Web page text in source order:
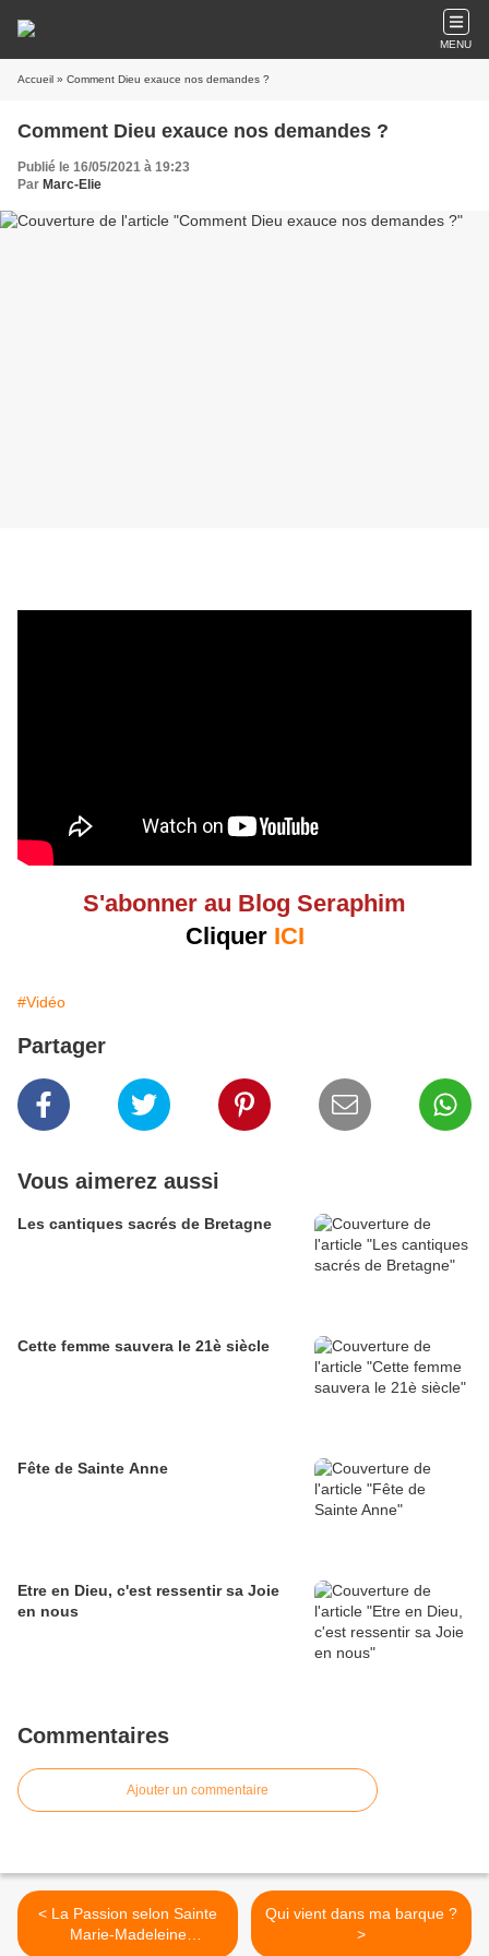
MENU
Accueil » Comment Dieu exauce nos demandes ?
Comment Dieu exauce nos demandes ?
Publié le 16/05/2021 à 19:23
Par Marc-Elie
S'abonner au Blog Seraphim
Cliquer ICI
#Vidéo
Partager
Vous aimerez aussi
Les cantiques sacrés de Bretagne
Cette femme sauvera le 21è siècle
Fête de Sainte Anne
Etre en Dieu, c'est ressentir sa Joie
en nous
Commentaires
Ajouter un commentaire
< La Passion selon Sainte
Marie-Madeleine
Qui vient dans ma barque ?
>